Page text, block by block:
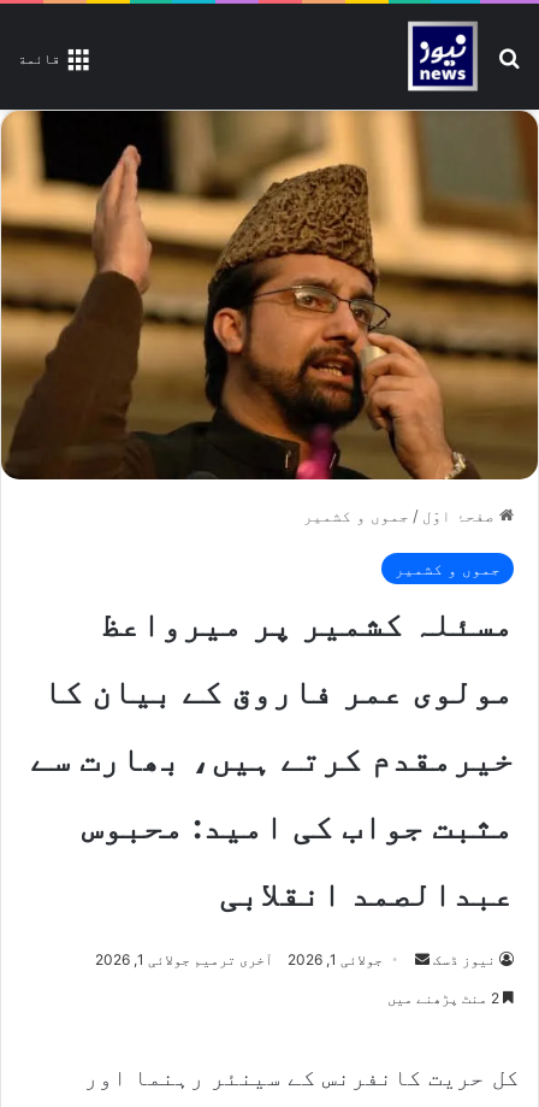
قائمة تلاش کیجیے
صفحۂ اوّل / جموں و کشمیر
جموں و کشمیر
مسئلہ کشمیر پر میرواعظ
مولوی عمر فاروق کے بیان کا
خیرمقدم کرتے ہیں، بھارت سے
مثبت جواب کی امید: محبوس
عبدالصمد انقلابی
نیوز ڈسک
Send جولائی 1, 2026 آخری ترمیم جولائی 1, 2026
کل حریت کانفرنس کے سینئر رہنما اور